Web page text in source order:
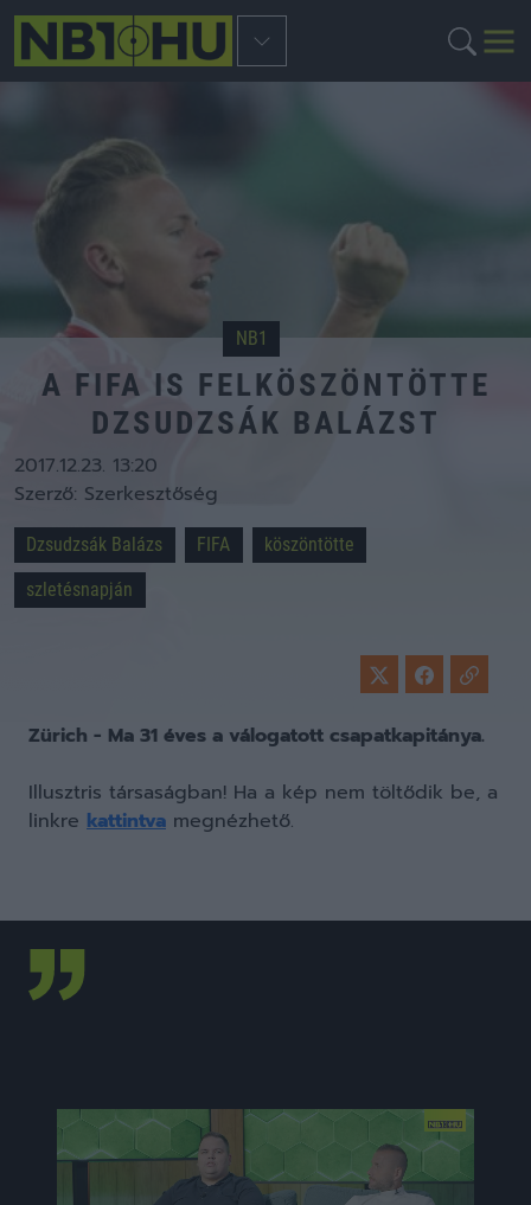
NB1
A FIFA IS FELKÖSZÖNTÖTTE
DZSUDZSÁK BALÁZST
2017.12.23. 13:20
Szerző: Szerkesztőség
Dzsudzsák Balázs FIFA
köszöntötte
szletésnapján
Zürich - Ma 31 éves a válogatott csapatkapitánya.
Illusztris társaságban! Ha a kép nem töltődik be, a
linkre kattintva megnézhető.